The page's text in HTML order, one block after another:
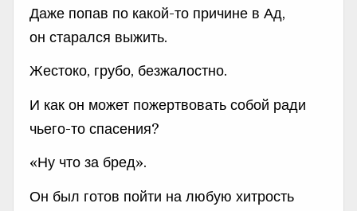
Даже попав по какой-то причине в Ад,
он старался выжить.
Жестоко, грубо, безжалостно.
И как он может пожертвовать собой ради
чьего-то спасения?
«Ну что за бред».
Он был готов пойти на любую хитрость